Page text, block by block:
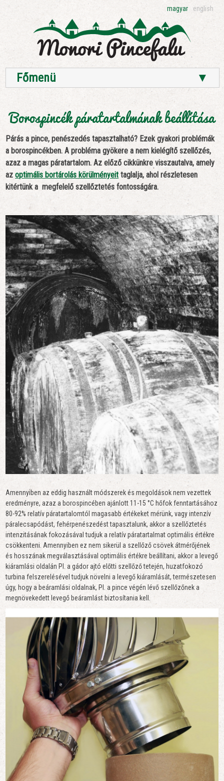
magyar english
Főmenü ▼
Borospincék páratartalmának beállítása
Párás a pince, penészedés tapasztalható? Ezek gyakori problémák
a borospincékben. A probléma gyökere a nem kielégítő szellőzés,
azaz a magas páratartalom. Az előző cikkünkre visszautalva, amely
azoptimális bortárolás körülményeit taglalja, ahol részletesen
kitértünk a megfelelő szellőztetés fontosságára.
Amennyiben az eddig használt módszerek és megoldások nem vezettek
eredményre, azaz a borospincében ajánlott 11-15 °C hőfok fenntartásához
80-92% relatív páratartalomtól magasabb értékeket mérünk, vagy intenzív
páralecsapódást, fehérpenészedést tapasztalunk, akkor a szellőztetés
intenzitásának fokozásával tudjuk a relatív páratartalmat optimális értékre
csökkenteni. Amennyiben ez nem sikerül a szellőző csövek átmérőjének
és hosszának megválasztásával optimális értékre beállítani, akkor a levegő
kiáramlási oldalán Pl. a gádor ajtó előtti szellőző tetején, huzatfokozó
turbina felszerelésével tudjuk növelni a levegő kiáramlását, természetesen
úgy, hogy a beáramlási oldalnak, Pl. a pince végén lévő szellőzőnek a
megnövekedett levegő beáramlást biztosítania kell.